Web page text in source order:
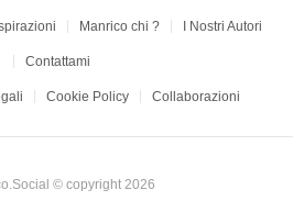
Manrico chi ? I Nostri Autori
Contattami
Cookie Policy Collaborazioni
© copyright 2026